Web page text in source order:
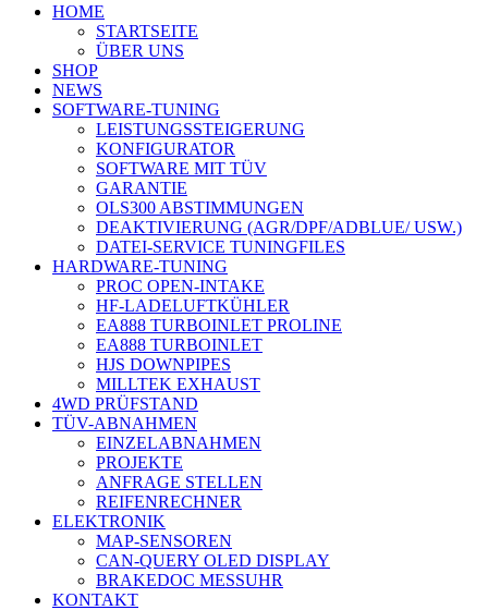
HOME
STARTSEITE
ÜBER UNS
SHOP
NEWS
SOFTWARE-TUNING
LEISTUNGSSTEIGERUNG
KONFIGURATOR
SOFTWARE MIT TÜV
GARANTIE
OLS300 ABSTIMMUNGEN
DEAKTIVIERUNG (AGR/DPF/ADBLUE/ USW.)
DATEI-SERVICE TUNINGFILES
HARDWARE-TUNING
PROC OPEN-INTAKE
HF-LADELUFTKÜHLER
EA888 TURBOINLET PROLINE
EA888 TURBOINLET
HJS DOWNPIPES
MILLTEK EXHAUST
4WD PRÜFSTAND
TÜV-ABNAHMEN
EINZELABNAHMEN
PROJEKTE
ANFRAGE STELLEN
REIFENRECHNER
ELEKTRONIK
MAP-SENSOREN
CAN-QUERY OLED DISPLAY
BRAKEDOC MESSUHR
KONTAKT